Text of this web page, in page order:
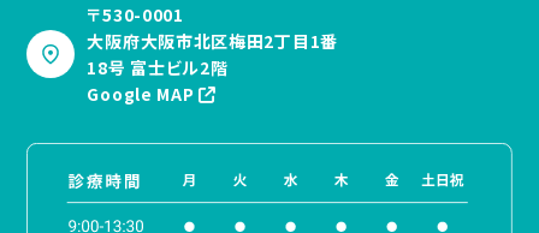
〒530-0001
大阪府大阪市北区梅田2丁目1番
18号 富士ビル2階
Google MAP